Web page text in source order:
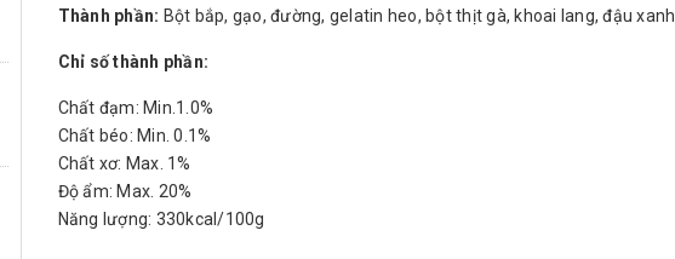
Thành phần: Bột bắp, gạo, đường, gelatin heo, bột thịt gà, khoai lang, đậu xanh.
Chỉ số thành phần:
Chất đạm: Min.1.0%
Chất béo: Min. 0.1%
Chất xơ: Max. 1%
Độ ẩm: Max. 20%
Năng lượng: 330kcal/100g